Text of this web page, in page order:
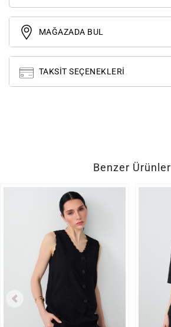
MAĞAZADA BUL
TAKSIT SEÇENEKLERI
Benzer Ürünler